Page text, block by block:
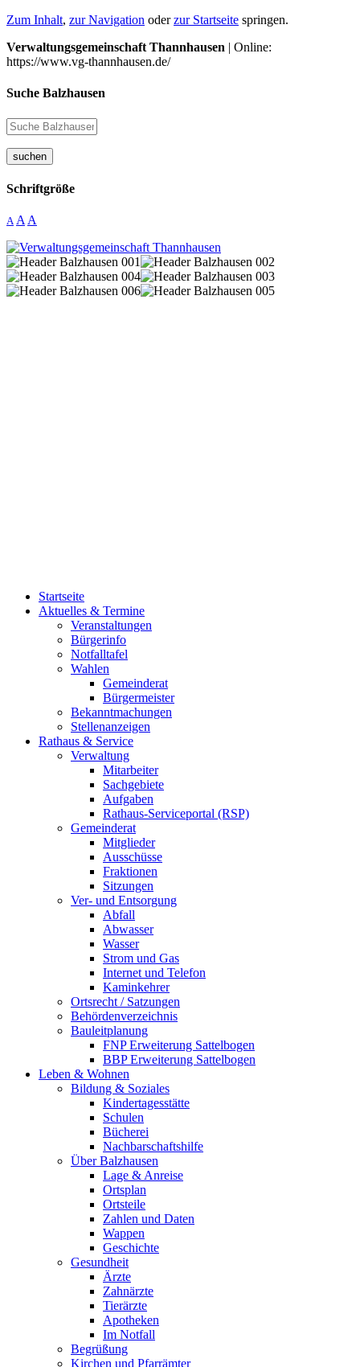
Zum Inhalt, zur Navigation oderzur Startseite springen.
Verwaltungsgemeinschaft Thannhausen | Online:
https://www.vg-thannhausen.de/
Suche Balzhausen
suchen
Schriftgröße
A A A
Startseite
Aktuelles & Termine
Veranstaltungen
Bürgerinfo
Notfalltafel
Wahlen
Gemeinderat
Bürgermeister
Bekanntmachungen
Stellenanzeigen
Rathaus & Service
Verwaltung
Mitarbeiter
Sachgebiete
Aufgaben
Rathaus-Serviceportal (RSP)
Gemeinderat
Mitglieder
Ausschüsse
Fraktionen
Sitzungen
Ver- und Entsorgung
Abfall
Abwasser
Wasser
Strom und Gas
Internet und Telefon
Kaminkehrer
Ortsrecht / Satzungen
Behördenverzeichnis
Bauleitplanung
FNP Erweiterung Sattelbogen
BBP Erweiterung Sattelbogen
Leben & Wohnen
Bildung & Soziales
Kindertagesstätte
Schulen
Bücherei
Nachbarschaftshilfe
Über Balzhausen
Lage & Anreise
Ortsplan
Ortsteile
Zahlen und Daten
Wappen
Geschichte
Gesundheit
Ärzte
Zahnärzte
Tierärzte
Apotheken
Im Notfall
Begrüßung
Kirchen und Pfarrämter